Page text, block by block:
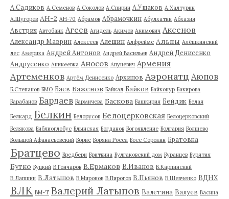
А.Садиков А.Семенов А.Соколов А.Спирин А.Ушаков А.Халтурин
А.Щугорев АН-2 АН-70 Абрамов Абрамочкин Абулхатин Абхазия
Австрия Автобанк Агеев Агидель Акимов Акимович Аксенов
Александр Маврин Алексеев Алешин Алфреймс Альпы Алёшкинский
лес Америка Андрей Антонов Андрей Васильев Андрей Денисенко
Андрусенко Аникеевка Аносов Апуневич Армения
Артеменков Артём Денисенко Архипов Аэронатц Аюпов
Б.Степанов БМО Баев Баженов Байкал Байков Байконур Бакирова
Барабанов Бардаев Бармичева Баскова Башкирия Бейдик Белая
Белкард Белкин Белорусов Белоцерковская Белоцерковский
Белякова Библиоглобус Блынская Богданов Богоявление Болгария Болшево
Большой Афанасьевский Борис Боряна Росса Босс Сорокин Братовка
Братцево Бредбери Бритвина Булгаковский дом Буранцев Бурятия
Бутко Буцкий В.Гончаров В.Ермаков В.Иванов В.Карпинский
В.Лапшин В.Латыпов В.Миронов В.Пирогов В.Пьянов В.Шевченко ВДНХ
ВЛК ВМ-Т Валерий Латыпов Валетина Валуев Васина